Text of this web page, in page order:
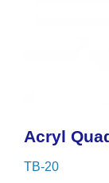
Acryl
TB-20